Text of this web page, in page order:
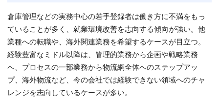
倉庫管理などの実務中心の若手登録者は働き方に不満をもっ
ていることが多く、就業環境改善を志向する傾向が強い。他
業種への転職や、海外関連業務を希望するケースが目立つ。
経験豊富なミドル以降は、管理的業務から企画や戦略業務
へ、プロセスの一部業務から物流網全体へのステップアッ
プ、海外物流など、今の会社では経験できない領域へのチャ
レンジを志向しているケースが多い。